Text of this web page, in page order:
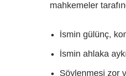
mahkemeler
İsmin gülünç,
İsmin ahlaka
Söylenmesi zor